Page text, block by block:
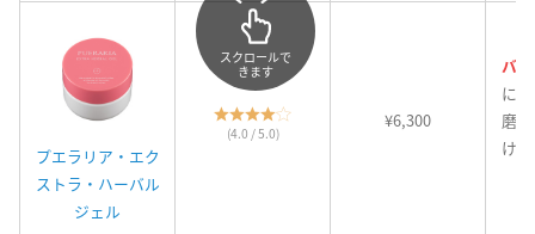
プエラリア・エク
ストラ・ハーバル
ジェル
(4.0 / 5.0)
¥6,300
バ
に
磨
け
スクロールで
きます